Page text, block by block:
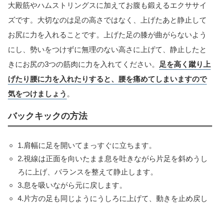
大殿筋やハムストリングスに加えてお腹も鍛えるエクササイ
ズです。大切なのは足の高さではなく、上げたあと静止して
お尻に力を入れることです。上げた足の膝が曲がらないよう
にし、勢いをつけずに無理のない高さに上げて、静止したと
きにお尻の3つの筋肉に力を入れてください。
足を高く蹴り上
げたり腰に力を入れたりすると、腰を痛めてしまいますので
気をつけましょう 。
バックキックの方法
1.肩幅に足を開いてまっすぐに立ちます。
2.視線は正面を向いたまま息を吐きながら片足を斜めうし
ろに上げ、バランスを整えて静止します。
3.息を吸いながら元に戻します。
4.片方の足も同じようにうしろに上げて、動きを止め戻し